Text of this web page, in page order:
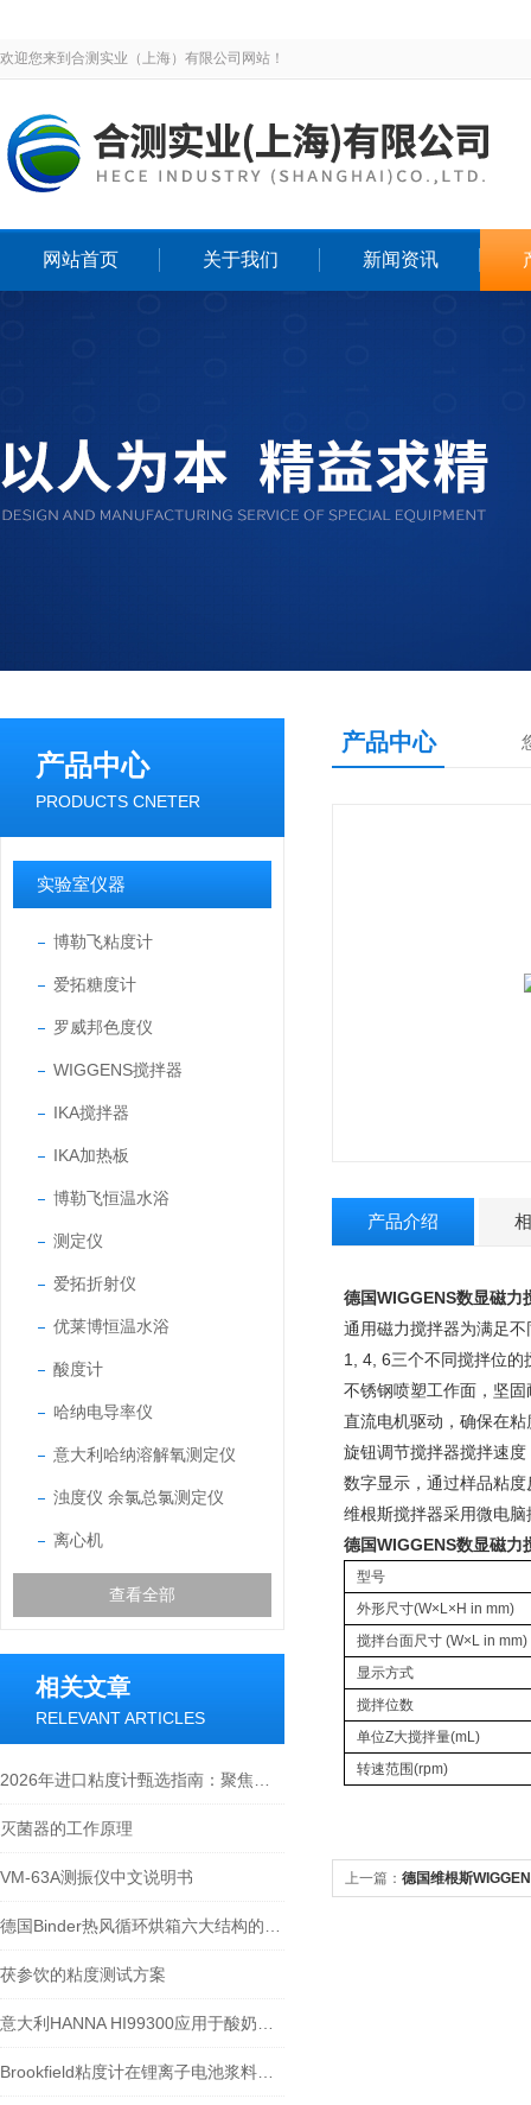
欢迎您来到合测实业（上海）有限公司网站！
网站首页 关于我们 新闻资讯
产品中心
PRODUCTS CNETER
实验室仪器
博勒飞粘度计
爱拓糖度计
罗威邦色度仪
WIGGENS搅拌器
IKA搅拌器
IKA加热板
博勒飞恒温水浴
测定仪
爱拓折射仪
优莱博恒温水浴
酸度计
哈纳电导率仪
意大利哈纳溶解氧测定仪
浊度仪 余氯总氯测定仪
离心机
查看全部
相关文章
RELEVANT ARTICLES
灭菌器的工作原理
VM-63A测振仪中文说明书
茯参饮的粘度测试方案
产品中心
产品介绍
德国WIGGENS数显磁力
通用磁力搅拌器为满足
1, 4, 6三个不同搅拌位的
不锈钢喷塑工作面，坚
直流电机驱动，确保在
旋钮调节搅拌器搅拌速
数字显示，通过样品粘
维根斯搅拌器采用微电
德国WIGGENS数显磁力
型号
外形尺寸(W×L×H in mm)
搅拌台面尺寸 (W×L in mm)
显示方式
搅拌位数
单位Z大搅拌量(mL)
转速范围(rpm)
上一篇： 德国维根斯